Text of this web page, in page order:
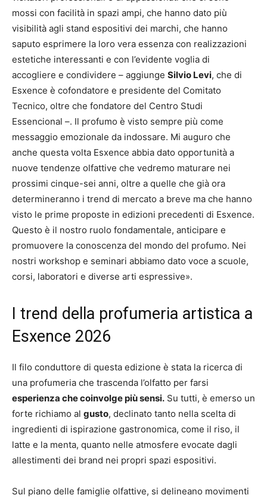
mossi con facilità in spazi ampi, che hanno dato più
visibilità agli stand espositivi dei marchi, che hanno
saputo esprimere la loro vera essenza con realizzazioni
estetiche interessanti e con l’evidente voglia di
accogliere e condividere – aggiunge Silvio Levi, che di
Esxence è cofondatore e presidente del Comitato
Tecnico, oltre che fondatore del Centro Studi
Essencional –. Il profumo è visto sempre più come
messaggio emozionale da indossare. Mi auguro che
anche questa volta Esxence abbia dato opportunità a
nuove tendenze olfattive che vedremo maturare nei
prossimi cinque-sei anni, oltre a quelle che già ora
determineranno i trend di mercato a breve ma che hanno
visto le prime proposte in edizioni precedenti di Esxence.
Questo è il nostro ruolo fondamentale, anticipare e
promuovere la conoscenza del mondo del profumo. Nei
nostri workshop e seminari abbiamo dato voce a scuole,
corsi, laboratori e diverse arti espressive».
I trend della profumeria artistica a
Esxence 2026
Il filo conduttore di questa edizione è stata la ricerca di
una profumeria che trascenda l’olfatto per farsi
esperienza che coinvolge più sensi. Su tutti, è emerso un
forte richiamo al gusto, declinato tanto nella scelta di
ingredienti di ispirazione gastronomica, come il riso, il
latte e la menta, quanto nelle atmosfere evocate dagli
allestimenti dei brand nei propri spazi espositivi.
Sul piano delle famiglie olfattive, si delineano movimenti